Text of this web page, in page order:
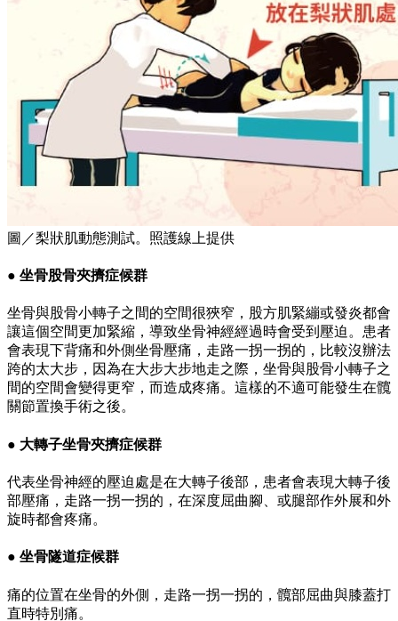
圖／梨狀肌動態測試。照護線上提供
● 坐骨股骨夾擠症候群
坐骨與股骨小轉子之間的空間很狹窄，股方肌緊繃或發炎都會
讓這個空間更加緊縮，導致坐骨神經經過時會受到壓迫。患者
會表現下背痛和外側坐骨壓痛，走路一拐一拐的，比較沒辦法
跨的太大步，因為在大步大步地走之際，坐骨與股骨小轉子之
間的空間會變得更窄，而造成疼痛。這樣的不適可能發生在髖
關節置換手術之後。
● 大轉子坐骨夾擠症候群
代表坐骨神經的壓迫處是在大轉子後部，患者會表現大轉子後
部壓痛，走路一拐一拐的，在深度屈曲腳、或腿部作外展和外
旋時都會疼痛。
● 坐骨隧道症候群
痛的位置在坐骨的外側，走路一拐一拐的，髖部屈曲與膝蓋打
直時特別痛。